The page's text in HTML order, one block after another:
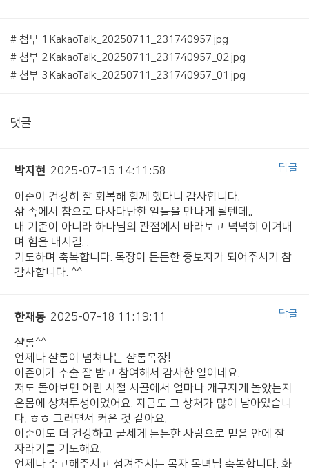
# 첨부 1.KakaoTalk_20250711_231740957.jpg
# 첨부 2.KakaoTalk_20250711_231740957_02.jpg
# 첨부 3.KakaoTalk_20250711_231740957_01.jpg
댓글
박지현 2025-07-15 14:11:58
이준이 건강히 잘 회복해 함께 했다니 감사합니다.
삶 속에서 참으로 다사다난한 일들을 만나게 될텐데..
내 기준이 아니라 하나님의 관점에서 바라보고 넉넉히 이겨내
며 힘을 내시길. .
기도하며 축복합니다. 목장이 든든한 중보자가 되어주시기 참
감사합니다. ^^
답글
한재동 2025-07-18 11:19:11
샬롬^^
언제나 샬롬이 넘쳐나는 샬롬목장!
이준이가 수술 잘 받고 참여해서 감사한 일이네요.
저도 돌아보면 어린 시절 시골에서 얼마나 개구지게 놀았는지
온몸에 상처투성이었어요. 지금도 그 상처가 많이 남아있습니
다. ㅎㅎ 그러면서 커온 것 같아요.
이준이도 더 건강하고 굳세게 튼튼한 사람으로 믿음 안에 잘
자라기를 기도해요.
언제나 수고해주시고 섬겨주시는 목자 목녀님 축복합니다. 화
답글